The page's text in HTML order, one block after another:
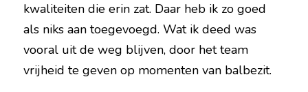
kwaliteiten die erin zat. Daar heb ik zo goed
als niks aan toegevoegd. Wat ik deed was
vooral uit de weg blijven, door het team
vrijheid te geven op momenten van balbezit.